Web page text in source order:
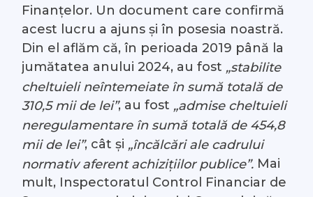
Finanțelor. Un document care confirmă
acest lucru a ajuns și în posesia noastră.
Din el aflăm că, în perioada 2019 până la
jumătatea anului 2024, au fost „stabilite
cheltuieli neîntemeiate în sumă totală de
310,5 mii de lei”, au fost „admise cheltuieli
neregulamentare în sumă totală de 454,8
mii de lei”, cât și „încălcări ale cadrului
normativ aferent achizițiilor publice”. Mai
mult, Inspectoratul Control Financiar de